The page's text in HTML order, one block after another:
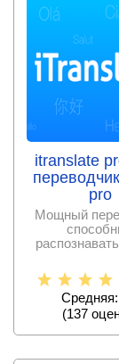
itranslate
pro
Мощный
различных
(137